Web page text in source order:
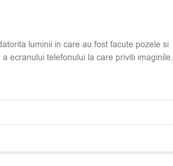
luminii in care au fost facute pozele si
ecranului telefonului la care priviti imaginile.